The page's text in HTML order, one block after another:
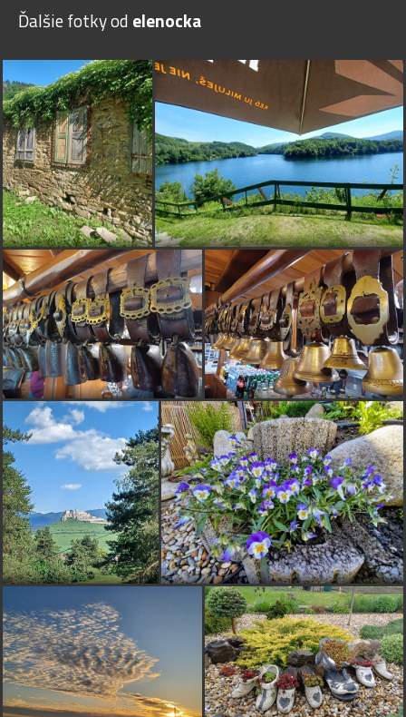
Ďalšie fotky od elenocka